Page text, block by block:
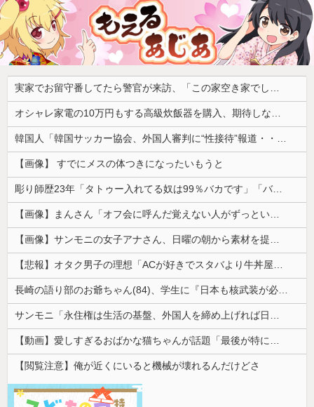
実家でお留守番してたら警官が来訪、「この家空き家でしたよね？」と問いかけてくるが実際は30年ほど住んでおり……
オシャレ家電の10万円もする高級炊飯器を購入、期待しながら御飯を炊いてみた結果……
韓国人「韓国サッカー協会、外国人審判に“性接待”報道・・・」→「2002年の審判買収が事実だったのか？」「日本人が言ってたこと正しかったね・・・...
【画像】 すでにメスの体つきになったいもうと
彫り師歴23年「タトゥー入れてる奴は99％バカです」「バカは5000円が好き」無断キャンセル、挨拶できない、金がない…客層をぶっちゃけ
【画像】まんさん「オフ会に呼んだ覚えない人がずっといたので晒すわ」（パシャ）
【画像】サンモニの女子アナさん、日曜の朝から素材を提供してしまう
【悲報】オタク男子の理想「ACが好きでスタバより牛丼屋に行きたがる女」、この銀河に1人も存在しないｗｗｗｗ
長崎の語り部のお爺ちゃん(84)、学生に『日本も核武装が必要』と言われびっくり
サンモニ「永住権は生活の基盤、外国人を締め上げれば日本人が生きやすくなるは勘違い」
【動画】愛しすぎるおばかな猫ちゃんが話題「最後が特にかわいいｗ」
【閲覧注意】俺が近くにいると機械が壊れるんだけどさ